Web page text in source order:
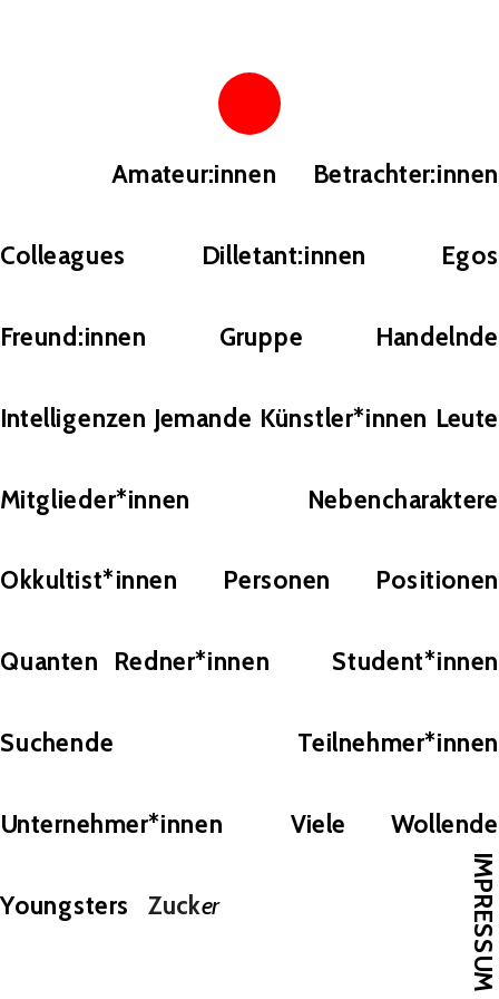
IMPRESSUM
Amateur:innen Betrachter:innen
Colleagues Dilletant:innen Egos
Freund:innen Gruppe Handelnde
Intelligenzen Jemande Künstler*innen Leute
Mitglieder*innen Nebencharaktere
Okkultist*innen Personen Positionen
Quanten Redner*innen Student*innen
Suchende Teilnehmer*innen
Unternehmer*innen Viele Wollende
Youngsters Zucker